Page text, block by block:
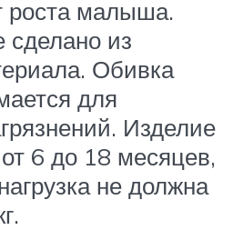
роста малыша.
сделано из
Обивка
для
Изделие
6 до 18 месяцев,
не должна